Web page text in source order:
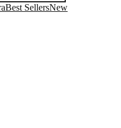
Best SellersNew